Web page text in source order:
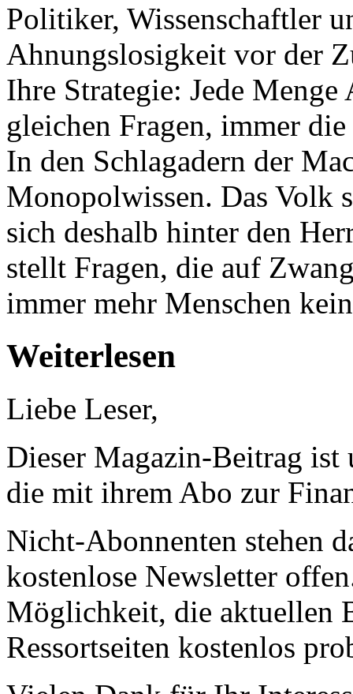
Politiker, Wissenschaftler
Ahnungslosigkeit vor der
Ihre Strategie: Jede
gleichen Fragen, immer
In den Schlagadern der
Monopolwissen. Das Volk
sich deshalb hinter den
stellt Fragen, die auf
immer mehr Menschen
Weiterlesen
Liebe Leser,
Dieser Magazin-Beitrag ist
die mit ihrem Abo zur
Nicht-Abonnenten stehen
kostenlose Newsletter
Möglichkeit, die aktuellen
Ressortseiten kostenlos